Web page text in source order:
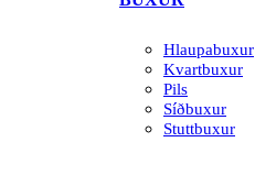
Hlaupabuxur
Kvartbuxur
Pils
Síðbuxur
Stuttbuxur